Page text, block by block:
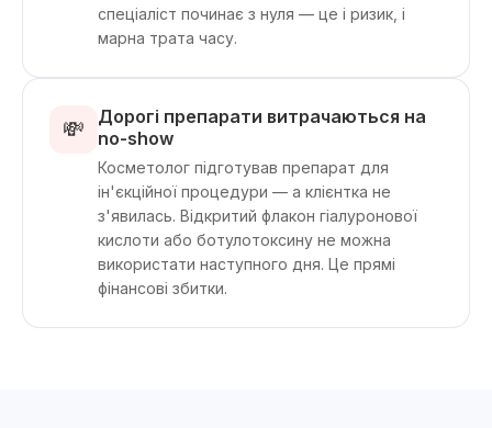
спеціаліст починає з нуля — це і ризик, і
марна трата часу.
💸
Дорогі препарати витрачаються на
no-show
Косметолог підготував препарат для
ін'єкційної процедури — а клієнтка не
з'явилась. Відкритий флакон гіалуронової
кислоти або ботулотоксину не можна
використати наступного дня. Це прямі
фінансові збитки.